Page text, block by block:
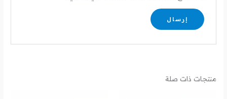
منتجات ذات صلة